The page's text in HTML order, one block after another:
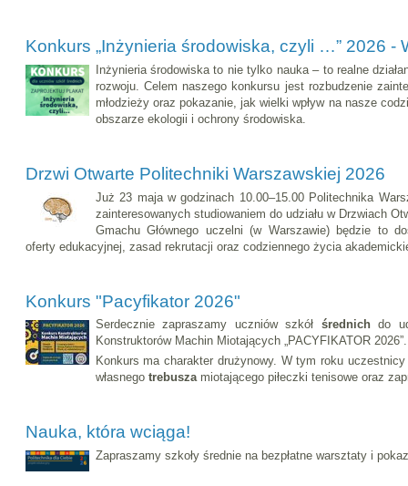
Konkurs „Inżynieria środowiska, czyli …” 2026 -
Inżynieria środowiska to nie tylko nauka – to realne
rozwoju. Celem naszego konkursu jest rozbudzenie
młodzieży oraz pokazanie, jak wielki wpływ na nasze
obszarze ekologii i ochrony środowiska.
Drzwi Otwarte Politechniki Warszawskiej 2026
Już 23 maja w godzinach 10.00–15.00 Politechnika
zainteresowanych studiowaniem do udziału w Drzwiach
Gmachu Głównego uczelni (w Warszawie) będzie to
oferty edukacyjnej, zasad rekrutacji oraz codziennego życia
Konkurs "Pacyfikator 2026"
Serdecznie zapraszamy uczniów szkół średnichdo
Konstruktorów Machin Miotających „PACYFIKATOR 2026”.
Konkurs ma charakter drużynowy. W tym roku
własnego trebuszamiotającego piłeczki tenisowe oraz
Nauka, która wciąga!
Zapraszamy szkoły średnie na bezpłatne warsztaty i